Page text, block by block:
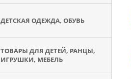
ДЕТСКАЯ ОДЕЖДА, ОБУВЬ
ТОВАРЫ ДЛЯ ДЕТЕЙ, РАНЦЫ,
ИГРУШКИ, МЕБЕЛЬ